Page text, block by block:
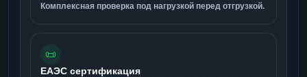
Комплексная проверка под нагрузкой перед отгрузкой.
📜
ЕАЭС сертификация